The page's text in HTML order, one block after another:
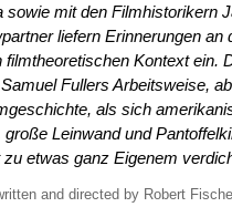
sowie mit den Filmhistorikern
liefern Erinnerungen an
filmtheoretischen Kontext ein.
Fullers Arbeitsweise,
als sich
Leinwand und
etwas ganz Eigenem
and directed by Robert